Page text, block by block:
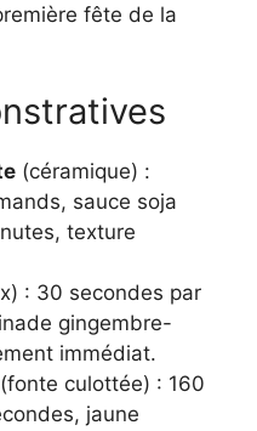
fête de la
(céramique) :
sauce soja
texture
: 30 secondes par
gingembre-
immédiat.
(fonte culottée) : 160
jaune